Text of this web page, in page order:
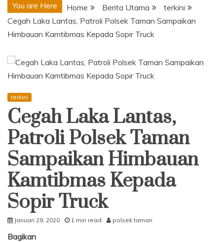
You are Here Home Berita Utama
terkini
Cegah Laka Lantas, Patroli Polsek Taman Sampaikan
Himbauan Kamtibmas Kepada Sopir Truck
terkini
Cegah Laka Lantas,
Patroli Polsek Taman
Sampaikan Himbauan
Kamtibmas Kepada
Sopir Truck
Januari 29, 2020 1 min read polsek taman
Bagikan